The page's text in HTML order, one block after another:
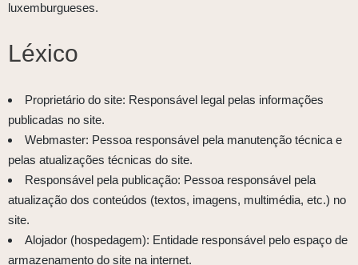
luxemburgueses.
Léxico
Proprietário do site: Responsável legal pelas informações
publicadas no site.
Webmaster: Pessoa responsável pela manutenção técnica e
pelas atualizações técnicas do site.
Responsável pela publicação: Pessoa responsável pela
atualização dos conteúdos (textos, imagens, multimédia, etc.) no
site.
Alojador (hospedagem): Entidade responsável pelo espaço de
armazenamento do site na internet.